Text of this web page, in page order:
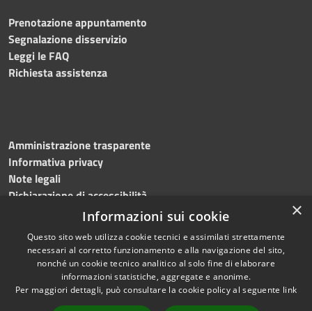
Prenotazione appuntamento
Segnalazione disservizio
Leggi le FAQ
Richiesta assistenza
Amministrazione trasparente
Informativa privacy
Note legali
Dichiarazione di accessibilità
Accessibilità
Privacy
Copyright © 2026 • Comune di
Sassano • Powered by
Municipium•Accesso
×
Informazioni sui cookie
Questo sito web utilizza cookie tecnici e assimilati strettamente
necessari al corretto funzionamento e alla navigazione del sito,
nonché un cookie tecnico analitico al solo fine di elaborare
informazioni statistiche, aggregate e anonime.
Per maggiori dettagli, può consultare la cookie policy al seguente link